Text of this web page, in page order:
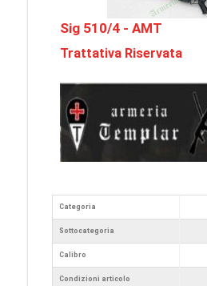
Sig 510/4 - AMT
Trattativa Riservata
Categoria
Sottocategoria
Calibro
Condizioni articolo